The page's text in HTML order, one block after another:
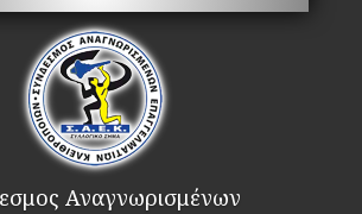
Αναγνωρισμένων